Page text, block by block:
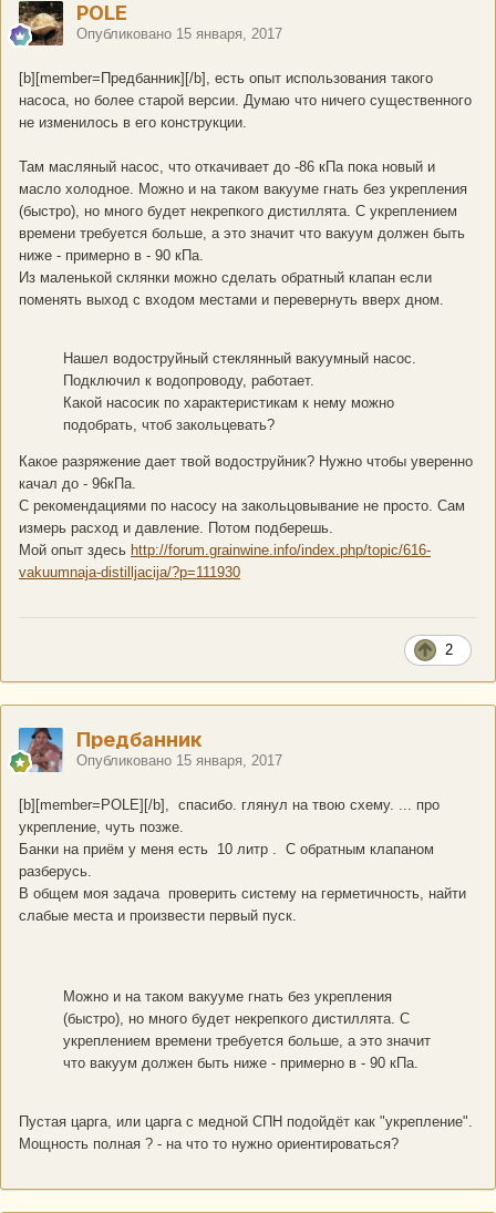
POLE
Опубликовано 15 января, 2017
[b][member=Предбанник][/b], есть опыт использования такого
насоса, но более старой версии. Думаю что ничего существенного
не изменилось в его конструкции.
Там масляный насос, что откачивает до -86 кПа пока новый и
масло холодное. Можно и на таком вакууме гнать без укрепления
(быстро), но много будет некрепкого дистиллята. С укреплением
времени требуется больше, а это значит что вакуум должен быть
ниже - примерно в - 90 кПа.
Из маленькой склянки можно сделать обратный клапан если
поменять выход с входом местами и перевернуть вверх дном.
Нашел водоструйный стеклянный вакуумный насос.
Подключил к водопроводу, работает.
Какой насосик по характеристикам к нему можно
подобрать, чтоб закольцевать?
Какое разряжение дает твой водоструйник? Нужно чтобы уверенно
качал до - 96кПа.
С рекомендациями по насосу на закольцовывание не просто. Сам
измерь расход и давление. Потом подберешь.
Мой опыт здесь http://forum.grainwine.info/index.php/topic/616-
vakuumnaja-distilljacija/?p=111930
2
Предбанник
Опубликовано 15 января, 2017
[b][member=POLE][/b], спасибо. глянул на твою схему. ... про
укрепление, чуть позже.
Банки на приём у меня есть 10 литр . С обратным клапаном
разберусь.
В общем моя задача проверить систему на герметичность, найти
слабые места и произвести первый пуск.
Можно и на таком вакууме гнать без укрепления
(быстро), но много будет некрепкого дистиллята. С
укреплением времени требуется больше, а это значит
что вакуум должен быть ниже - примерно в - 90 кПа.
Пустая царга, или царга с медной СПН подойдёт как "укрепление".
Мощность полная ? - на что то нужно ориентироваться?